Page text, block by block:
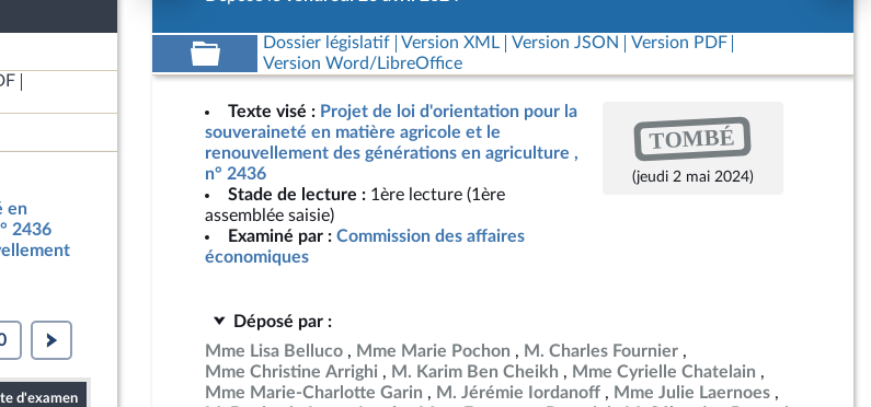
en
2436
d'examen
Dossier législatif Version XML Version JSON
Version PDF
Version Word/LibreOffice
Texte visé : Projet de loi d'orientation pour la
souveraineté en matière agricole et le
renouvellement des générations en agriculture ,
n° 2436
Stade de lecture : 1ère lecture (1ère
assemblée saisie)
Examiné par : Commission des affaires
économiques
TOMBÉ
(jeudi 2 mai 2024)
Déposé par :
Mme Lisa Belluco
Mme Marie Pochon
M. Charles Fournier
Mme Christine Arrighi
M. Karim Ben Cheikh
Mme Cyrielle Chatelain
Mme Marie-Charlotte Garin
M. Jérémie Iordanoff
Mme Julie Laernoes